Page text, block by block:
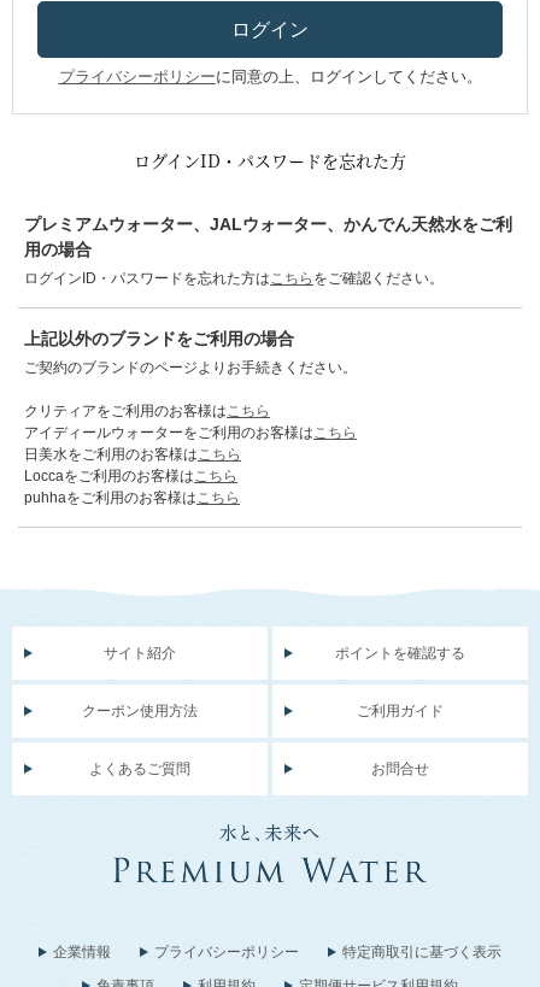
プライバシーポリシーに同意の上、ログインしてください。
ログインID・パスワードを忘れた方
プレミアムウォーター、JALウォーター、かんでん天然水をご利
用の場合
ログインID・パスワードを忘れた方はこちら をご確認ください。
上記以外のブランドをご利用の場合
ご契約のブランドのページよりお手続きください。
クリティアをご利用のお客様はこちら
アイディールウォーターをご利用のお客様はこちら
日美水をご利用のお客様はこちら
Loccaをご利用のお客様はこちら
puhhaをご利用のお客様はこちら
サイト紹介 ポイントを確認する
クーポン使用方法 ご利用ガイド
よくあるご質問 お問合せ
企業情報 プライバシーポリシー
特定商取引に基づく表示